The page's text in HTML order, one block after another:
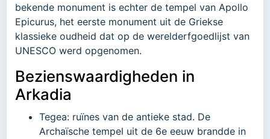
bekende monument is echter de tempel van Apollo
Epicurus, het eerste monument uit de Griekse
klassieke oudheid dat op de werelderfgoedlijst van
UNESCO werd opgenomen.
Bezienswaardigheden in
Arkadia
Tegea: ruïnes van de antieke stad. De
Archaïsche tempel uit de 6e eeuw brandde in